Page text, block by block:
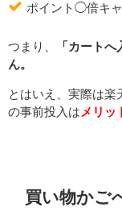
ポイント◯倍キ
つまり、
「カート
ん。
とはいえ、実際は楽
の事前投入は メリッ
買い物かご